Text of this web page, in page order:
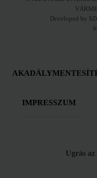
Developed by
IMPRESSZUM
Ugrás